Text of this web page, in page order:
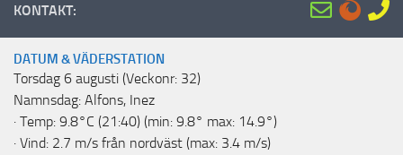
KONTAKT:
DATUM & VÄDERSTATION
Torsdag 6 augusti (Veckonr: 32)
Namnsdag: Alfons, Inez
· Temp: 9.8°C (21:40) (min: 9.8° max: 14.9°)
· Vind: 2.7 m/s från nordväst (max: 3.4 m/s)